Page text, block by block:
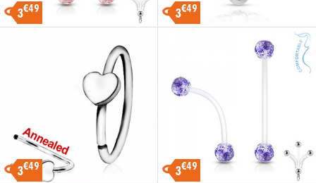
3€49 3€49
3€49 3€49